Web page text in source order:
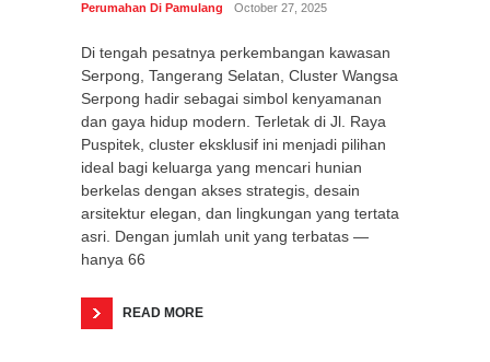
Perumahan Di Pamulang October 27, 2025
Di tengah pesatnya perkembangan kawasan
Serpong, Tangerang Selatan, Cluster Wangsa
Serpong hadir sebagai simbol kenyamanan
dan gaya hidup modern. Terletak di Jl. Raya
Puspitek, cluster eksklusif ini menjadi pilihan
ideal bagi keluarga yang mencari hunian
berkelas dengan akses strategis, desain
arsitektur elegan, dan lingkungan yang tertata
asri. Dengan jumlah unit yang terbatas —
hanya 66
READ MORE